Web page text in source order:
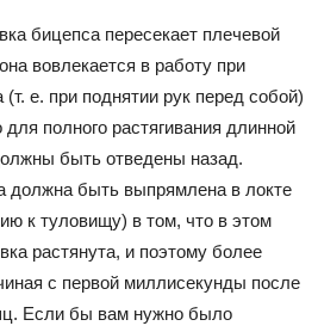
бицепса пересекает плечевой
вовлекается в работу при
е. при поднятии рук перед собой)
для полного растягивания длинной
быть отведены назад.
должна быть выпрямлена в локте
к туловищу) в том, что в этом
растянута, и поэтому более
с первой миллисекунды после
Если бы вам нужно было